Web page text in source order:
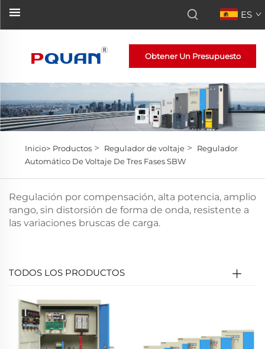
ES
Obtener Un Presupuesto
Inicio> Productos> Regulador de voltaje>
Regulador
Automático De Voltaje De Tres Fases SBW
Regulación por compensación, alta potencia, amplio
rango, sin distorsión de forma de onda, resistente a
las variaciones bruscas de carga.
TODOS LOS PRODUCTOS